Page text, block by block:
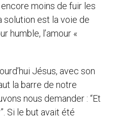
encore moins de fuir les
solution est la voie de
humble, l’amour «
Jésus, avec son
la barre de notre
nous demander : “Et
Si le but avait été